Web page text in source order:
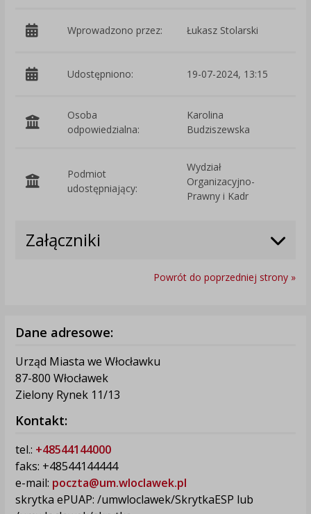
Wprowadzono przez: Łukasz Stolarski
Udostępniono: 19-07-2024, 13:15
Osoba
odpowiedzialna:
Karolina
Budziszewska
Podmiot
udostępniający:
Wydział
Organizacyjno-
Prawny i Kadr
Załączniki
Powrót do poprzedniej strony »
Dane adresowe:
Urząd Miasta we Włocławku
87-800 Włocławek
Zielony Rynek 11/13
Kontakt:
tel.: +48544144000
faks: +48544144444
e-mail: poczta@um.wloclawek.pl
skrytka ePUAP: /umwloclawek/SkrytkaESP lub